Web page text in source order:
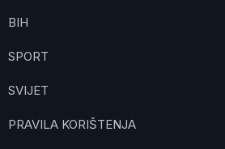
BIH
SPORT
SVIJET
PRAVILA KORIŠTENJA